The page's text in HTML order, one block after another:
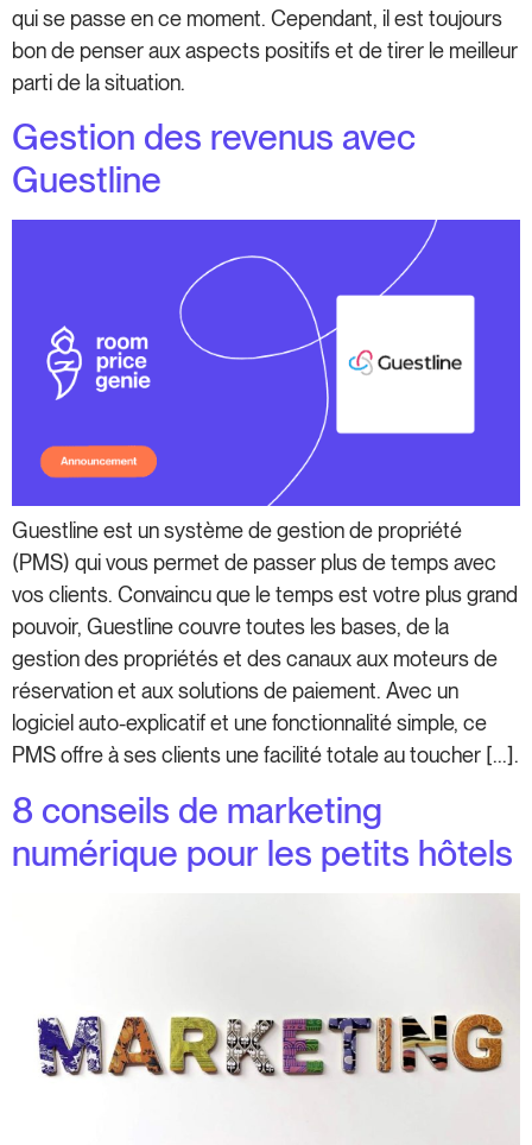
qui se passe en ce moment. Cependant, il est toujours
bon de penser aux aspects positifs et de tirer le meilleur
parti de la situation.
Gestion des revenus avec
Guestline
Guestline est un système de gestion de propriété
(PMS) qui vous permet de passer plus de temps avec
vos clients. Convaincu que le temps est votre plus grand
pouvoir, Guestline couvre toutes les bases, de la
gestion des propriétés et des canaux aux moteurs de
réservation et aux solutions de paiement. Avec un
logiciel auto-explicatif et une fonctionnalité simple, ce
PMS offre à ses clients une facilité totale au toucher [...].
8 conseils de marketing
numérique pour les petits hôtels